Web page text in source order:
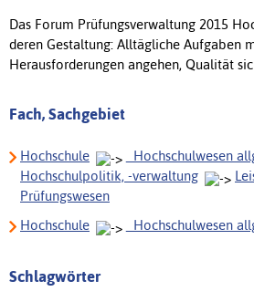
Das Forum Prüfungsverwaltung 2015
deren Gestaltung: Alltägliche Aufgaben
Herausforderungen angehen, Qualität
Fach, Sachgebiet
Hochschule
_Hochschulwesen
Hochschulpolitik, -verwaltung
Prüfungswesen
Hochschule
_Hochschulwesen
Schlagwörter